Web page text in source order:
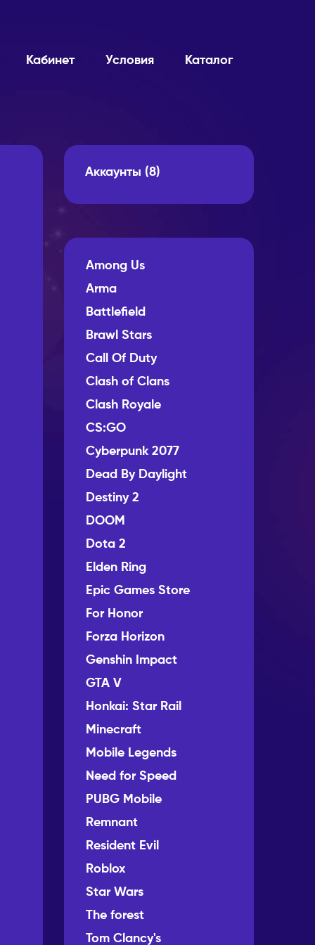
Кабинет Условия Каталог
Аккаунты (8)
Among Us
Arma
Battlefield
Brawl Stars
Call Of Duty
Clash of Clans
Clash Royale
CS:GO
Cyberpunk 2077
Dead By Daylight
Destiny 2
DOOM
Dota 2
Elden Ring
Epic Games Store
For Honor
Forza Horizon
Genshin Impact
GTA V
Honkai: Star Rail
Minecraft
Mobile Legends
Need for Speed
PUBG Mobile
Remnant
Resident Evil
Roblox
Star Wars
The forest
Tom Clancy's